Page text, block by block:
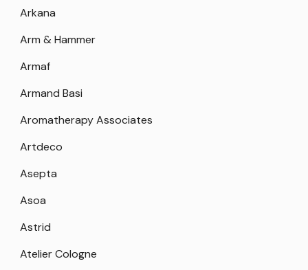
Arkana
Arm & Hammer
Armaf
Armand Basi
Aromatherapy Associates
Artdeco
Asepta
Asoa
Astrid
Atelier Cologne